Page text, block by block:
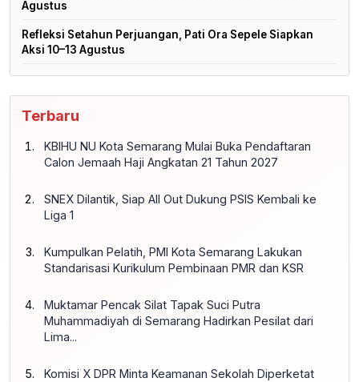
Agustus
Refleksi Setahun Perjuangan, Pati Ora Sepele Siapkan
Aksi 10–13 Agustus
Terbaru
KBIHU NU Kota Semarang Mulai Buka Pendaftaran
Calon Jemaah Haji Angkatan 21 Tahun 2027
SNEX Dilantik, Siap All Out Dukung PSIS Kembali ke
Liga 1
Kumpulkan Pelatih, PMI Kota Semarang Lakukan
Standarisasi Kurikulum Pembinaan PMR dan KSR
Muktamar Pencak Silat Tapak Suci Putra
Muhammadiyah di Semarang Hadirkan Pesilat dari
Lima...
Komisi X DPR Minta Keamanan Sekolah Diperketat